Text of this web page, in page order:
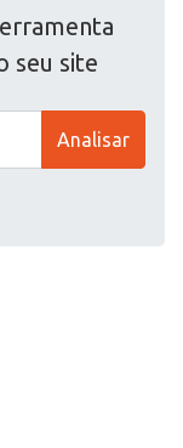
seu site
Analisar